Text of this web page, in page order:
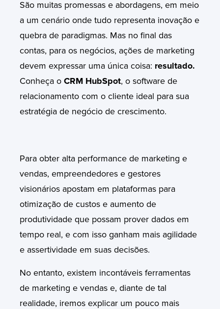
São muitas promessas e abordagens, em meio
a um cenário onde tudo representa inovação e
quebra de paradigmas. Mas no final das
contas, para os negócios, ações de marketing
devem expressar uma única coisa: resultado.
Conheça o CRM HubSpot, o software de
relacionamento com o cliente ideal para sua
estratégia de negócio de crescimento.
Para obter alta performance de marketing e
vendas, empreendedores e gestores
visionários apostam em plataformas para
otimização de custos e aumento de
produtividade que possam prover dados em
tempo real, e com isso ganham mais agilidade
e assertividade em suas decisões.
No entanto, existem incontáveis ferramentas
de marketing e vendas e, diante de tal
realidade, iremos explicar um pouco mais